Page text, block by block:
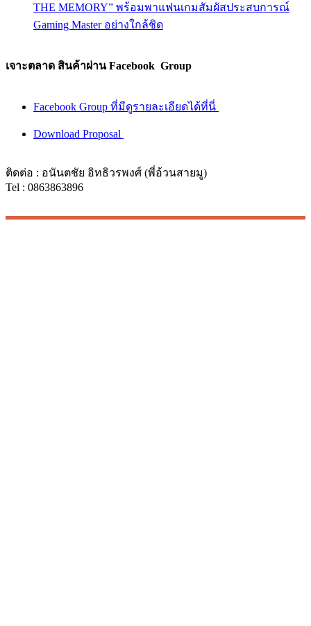
THE MEMORY” พร้อมพาแฟนเกมสัมผัสประสบการณ์
Gaming Master อย่างใกล้ชิด
เจาะตลาด สินค้าผ่าน Facebook Group
Facebook Group ที่มีดูรายละเอียดได้ที่นี่
Download Proposal
ติดต่อ : อนันตชัย อิทธิวรพงศ์ (พี่อ้วนสายมู)
Tel : 0863863896